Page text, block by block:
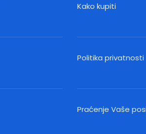
Kako kupiti
Politika privatnosti
Praćenje Vaše